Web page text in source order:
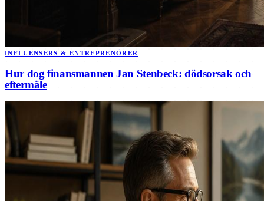
INFLUENSERS & ENTREPRENÖRER
Hur dog finansmannen Jan Stenbeck: dödsorsak och
eftermäle